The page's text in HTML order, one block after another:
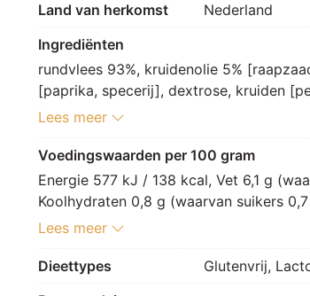
Land van herkomst
Nederland
Ingrediënten
rundvlees 93%, kruidenolie 5%
[paprika, specerij], dextrose, kruiden
raapzaadolie, aroma [mais, raapzaad],
smaakversterker: E621]
Lees meer
Voedingswaarden per 100 gram
Energie 577 kJ / 138 kcal, Vet 6,1 g
Koolhydraten 0,8 g (waarvan suikers
g, Zout 2,3 g.
Lees meer
Dieettypes
Glutenvrij,